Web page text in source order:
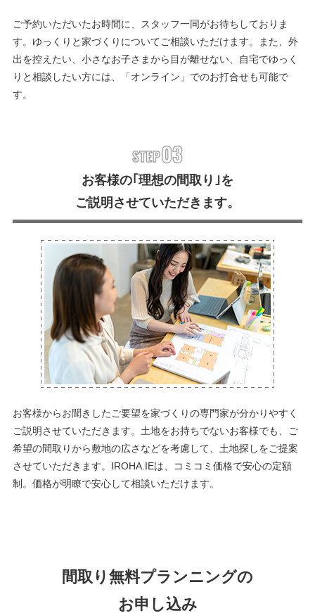
ご予約いただいたお時間に、スタッフ一同がお待ちしておりま
す。ゆっくりと家づくりについてご相談いただけます。また、外
出を控えたい、小さなお子さまから目が離せない、自宅でゆっく
りと相談したい方には、「オンライン」でのお打合せも可能で
す。
お客様の｢理想の間取り｣を
ご説明させていただきます。
お客様からお聞きしたご要望を家づくりの専門家が分かりやすく
ご説明させていただきます。土地をお持ちでないお客様でも、ご
希望の間取りから敷地の広さなどを考慮して、土地探しをご提案
させていただきます。IROHA.IEは、コミコミ価格で安心の定額
制。価格が明瞭で安心して相談いただけます。
間取り無料プランニングの
お申し込み